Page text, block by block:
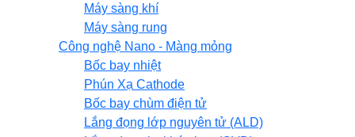
Máy sàng khí
Máy sàng rung
Công nghệ Nano - Màng mỏng
Bốc bay nhiệt
Phún Xạ Cathode
Bốc bay chùm điện tử
Lắng đọng lớp nguyên tử (ALD)